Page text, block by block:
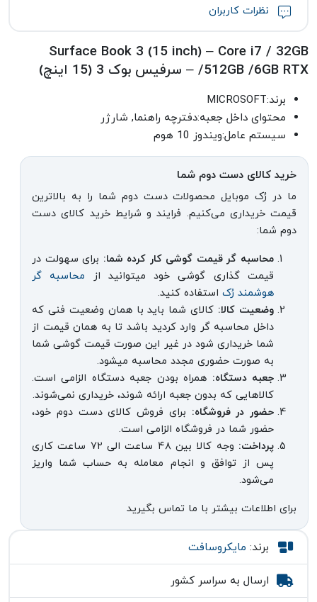
نظرات کاربران
Surface Book 3 (15 inch) – Core i7 / 32GB
/512GB /6GB RTX – سرفیس بوک 3 (15 اینچ)
برند:MICROSOFT
محتوای داخل جعبه:دفترچه راهنما, شارژر
سیستم عامل:ویندوز 10 هوم
خرید کالای دست دوم شما
ما در رُک موبایل محصولات دست دوم شما را به بالاترین
قیمت خریداری می‌کنیم. فرایند و شرایط خرید کالای دست
دوم شما:
محاسبه گر قیمت گوشی کار کرده شما: برای سهولت در
قیمت گذاری گوشی خود میتوانید از محاسبه گر
هوشمند رُک استفاده کنید.
وضعیت کالا: کالای شما باید با همان وضعیت فنی که
داخل محاسبه گر وارد کردید باشد تا به همان قیمت از
شما خریداری شود در غیر این صورت قیمت گوشی شما
به صورت حضوری مجدد محاسبه میشود.
جعبه دستگاه: همراه بودن جعبه دستگاه الزامی است.
کالاهایی که بدون جعبه ارائه شوند، خریداری نمی‌شوند.
حضور در فروشگاه: برای فروش کالای دست دوم خود،
حضور شما در فروشگاه الزامی است.
پرداخت:
وجه کالا بین ۴۸ ساعت الی ۷۲ ساعت کاری
پس از توافق و انجام معامله به حساب شما واریز
می‌شود.
برای اطلاعات بیشتر با ما تماس بگیرید
برند: مایکروسافت
ارسال به سراسر کشور